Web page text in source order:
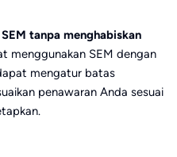
tanpa menghabiskan
menggunakan SEM dengan
mengatur batas
penawaran Anda sesuai